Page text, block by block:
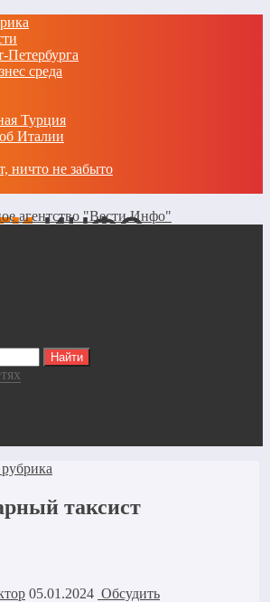
Петербурга
среда
Турция
Италии
ничто не забыто
агентство "Вести Инфо"
таксист
05.01.2024 Обсудить